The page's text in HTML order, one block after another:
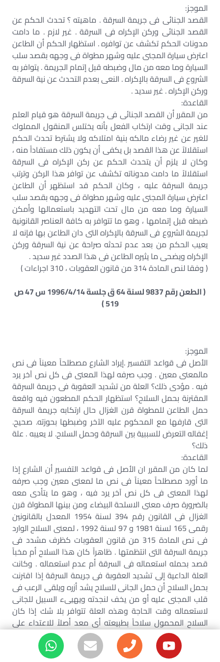
الموجز:
القصد الجنائى فى جريمة السرقة . ماهيته ؟ تحدث الحكم عن
القصد الجنائى وركن الإكراه فى السرقة . غير لازم . ما دامت
مدونات الحكم تكشف عن توافره . استظهار الحكم أن الطاعن
اعترض سيارة المجنى عليه وشهر مطواة فى وجهه بقصد سلب
السيارة وما معه من مال وضبطه قبل إتمام الجريمة . يتوافر به
الشروع فى السرقة بالإكراه . النعى بعدم التحدث عن نية السرقة
وركن الإكراه . غير سديد .
القاعدة:
من المقرر أن القصد الجنائى فى جريمة السرقة هو قيام العلم
عند الجانى وقت ارتكاب الفعل بأنه يختلس المنقول المملوك
للغير عن غير رضاء مالكه بنية امتلاكه ولا يشترط تحدث الحكم
استقلالاً عن هذا القصد بل يكفى أن يكون ذلك مستفاداً منه ،
وكان لا يلزم أن يتحدث الحكم عن ركن الإكراه فى السرقة
استقلالاً ما دامت مدوناته تكشف عن توافر هذا الركن وترتب
جريمة السرقة عليه ، وكان الحكم قد استظهر أن الطاعن
اعترض سيارة المجنى عليه وشهر مطواة فى وجهه بقصد سلب
السيارة وما معه من مال تحت التهديد باستعمالها وأمكن
ضبطه قبل إتمامها ، وهو ما تتوافر به كافة العناصر القانونية
لجريمة الشروع فى السرقة بالإكراه التى دان الطاعن بها فإنه لا
يعيب الحكم من بعد عدم تحدثه صراحة عن نية السرقة وركن
الإكراه ويضحى ما يثيره الطاعن فى هذا الصدد غير سديد .
( وفقا لنص المادة 314 من قانون العقوبات ، 310 اجراءات )
( الطعن رقم 9837 لسنة 64 ق جلسة 1996/4/14 س 47 ص
519 )
الموجز:
الأصل فى قواعد التفسير .إيراد الشارع مصطلحاً معيناً فى نص
مالمعنى معين . وجب صرفه لهذا المعنى فى كل نص آخر يرد
فيه . مؤدى ذلك؟ العلة من تشديد العقوبة فى جريمة السرقة
المقترنة بحمل السلاح؟ استظهار الحكم المطعون فيه واقعة
حمل الطاعن للمطواة قرن الغزال حال ارتكابه جريمة السرقة
التى قارفها مع المحكوم عليه الآخر وضبطها بحوزته. صحيح.
إغفاله التعرض للسببية بين السرقة وحمل السلاح. لا يعيبه . علة
ذلك؟
القاعدة:
لما كان من المقرر ان الأصل فى قواعد التفسير أن الشارع إذا
ما أورد مصطلحاً معيناً فى نص ما لمعنى معين وجب صرفه
لهذا المعنى فى كل نص آخر يرد فيه ، وهو ما يتأدى معه
بالضرورة صرف معنى الاسلحة البيضاء ومن بينها المطواة قرن
الغزال فى القانون رقم 394 لسنة 1954 المعدل بالقانونين
رقمى 165 لسنة 1981 و 97 لسنة 1992 ، لمعنى السلاح الوارد
فى نص المادة 315 من قانون العقوبات كظرف مشدد فى
جريمة السرقة التى انتظمتها . ظاهراً كان هذا السلاح أم مخباً
قصد بحمله استعماله فى السرقة أم عدم استعماله . وكانت
العلة الداعية إلى تشديد العقوبة فى جريمة السرقة إذا اقترنت
بحمل السلاح أن حمل الجانى للسلاح يشد أزره ويلقى الرعب فى
قلب المجنى عليه أو من يخف لنجدته ويهيىء السبيل للجانى
لاستعماله وقت الحاجة وهذه العلة تتوافر بلا شك إذا كان
السلاح المحمول سلاحاً بطبيعته أى معد أصلاً للاعتداء على
النفس – وهو الشأن فى الدعوى – فحمله يعتبر فى جميع
الأحوال ظرفاً مشدداً حتى ولو لم يكن لمناسبة السرقة وكان
الحكم المطعون فيه فيما أورده فى مدوناته قد استظهر